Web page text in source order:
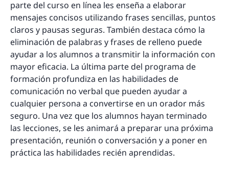
parte del curso en línea les enseña a elaborar
mensajes concisos utilizando frases sencillas, puntos
claros y pausas seguras. También destaca cómo la
eliminación de palabras y frases de relleno puede
ayudar a los alumnos a transmitir la información con
mayor eficacia. La última parte del programa de
formación profundiza en las habilidades de
comunicación no verbal que pueden ayudar a
cualquier persona a convertirse en un orador más
seguro. Una vez que los alumnos hayan terminado
las lecciones, se les animará a preparar una próxima
presentación, reunión o conversación y a poner en
práctica las habilidades recién aprendidas.